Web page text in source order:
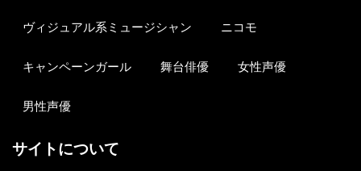
ヴィジュアル系ミュージシャン ニコモ
キャンペーンガール 舞台俳優 女性声優
男性声優
サイトについて